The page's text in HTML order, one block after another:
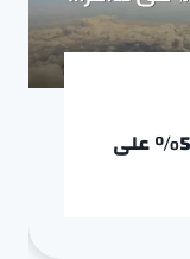
طيران الجزيرة يعلن عن خصم 50% على